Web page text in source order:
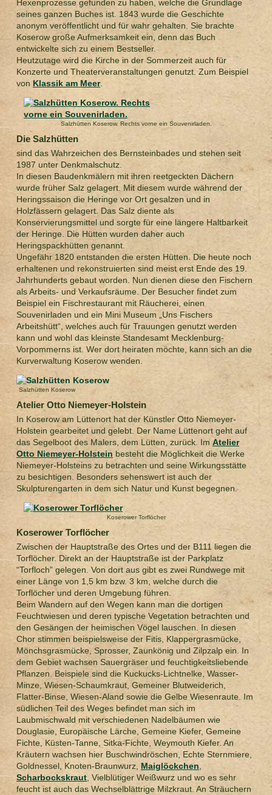
Hexenprozesse gefunden zu haben, welche die Grundlage
seines ganzen Buches ist. 1843 wurde die Geschichte
anonym veröffentlicht und für wahr gehalten. Sie brachte
Koserow große Aufmerksamkeit ein, denn das Buch
entwickelte sich zu einem Bestseller.
Heutzutage wird die Kirche in der Sommerzeit auch für
Konzerte und Theaterveranstaltungen genutzt. Zum Beispiel
von Klassik am Meer.
Salzhütten Koserow. Rechts vorne ein Souvenirladen.
Die Salzhütten
sind das Wahrzeichen des Bernsteinbades und stehen seit
1987 unter Denkmalschutz.
In diesen Baudenkmälern mit ihren reetgeckten Dächern
wurde früher Salz gelagert. Mit diesem wurde während der
Heringssaison die Heringe vor Ort gesalzen und in
Holzfässern gelagert. Das Salz diente als
Konservierungsmittel und sorgte für eine längere Haltbarkeit
der Heringe. Die Hütten wurden daher auch
Heringspackhütten genannt.
Ungefähr 1820 entstanden die ersten Hütten. Die heute noch
erhaltenen und rekonstruierten sind meist erst Ende des 19.
Jahrhunderts gebaut worden. Nun dienen diese den Fischern
als Arbeits- und Verkaufsräume. Der Besucher findet zum
Beispiel ein Fischrestaurant mit Räucherei, einen
Souvenirladen und ein Mini Museum „Uns Fischers
Arbeitshütt“, welches auch für Trauungen genutzt werden
kann und wohl das kleinste Standesamt Mecklenburg-
Vorpommerns ist. Wer dort heiraten möchte, kann sich an die
Kurverwaltung Koserow wenden.
Salzhütten Koserow
Atelier Otto Niemeyer-Holstein
In Koserow am Lüttenort hat der Künstler Otto Niemeyer-
Holstein gearbeitet und gelebt. Der Name Lüttenort geht auf
das Segelboot des Malers, dem Lütten, zurück. Im Atelier
Otto Niemeyer-Holstein besteht die Möglichkeit die Werke
Niemeyer-Holsteins zu betrachten und seine Wirkungsstätte
zu besichtigen. Besonders sehenswert ist auch der
Skulpturengarten in dem sich Natur und Kunst begegnen.
Koserower Torflöcher
Koserower Torflöcher
Zwischen der Hauptstraße des Ortes und der B111 liegen die
Torflöcher. Direkt an der Hauptstraße ist der Parkplatz
“Torfloch” gelegen. Von dort aus gibt es zwei Rundwege mit
einer Länge von 1,5 km bzw. 3 km, welche durch die
Torflöcher und deren Umgebung führen.
Beim Wandern auf den Wegen kann man die dortigen
Feuchtwiesen und deren typische Vegetation betrachten und
den Gesängen der heimischen Vögel lauschen. In diesen
Chor stimmen beispielsweise der Fitis, Klappergrasmücke,
Mönchsgrasmücke, Sprosser, Zaunkönig und Zilpzalp ein. In
dem Gebiet wachsen Sauergräser und feuchtigkeitsliebende
Pflanzen. Beispiele sind die Kuckucks-Lichtnelke, Wasser-
Minze, Wiesen-Schaumkraut, Gemeiner Blutweiderich,
Flatter-Binse, Wiesen-Aland sowie die Gelbe Wiesenraute. Im
südlichen Teil des Weges befindet man sich im
Laubmischwald mit verschiedenen Nadelbäumen wie
Douglasie, Europäische Lärche, Gemeine Kiefer, Gemeine
Fichte, Küsten-Tanne, Sitka-Fichte, Weymouth Kiefer. An
Kräutern wachsen hier Buschwindröschen, Echte Sternmiere,
Goldnessel, Knoten-Braunwurz, Maiglöckchen,
Scharbockskraut, Vielblütiger Weißwurz und wo es sehr
feucht ist auch das Wechselblättrige Milzkraut. An Sträuchern